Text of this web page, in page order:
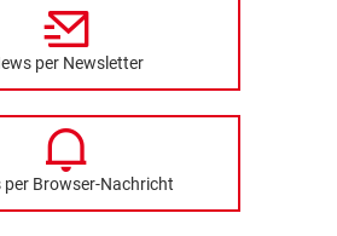
per Newsletter
per Browser-Nachricht